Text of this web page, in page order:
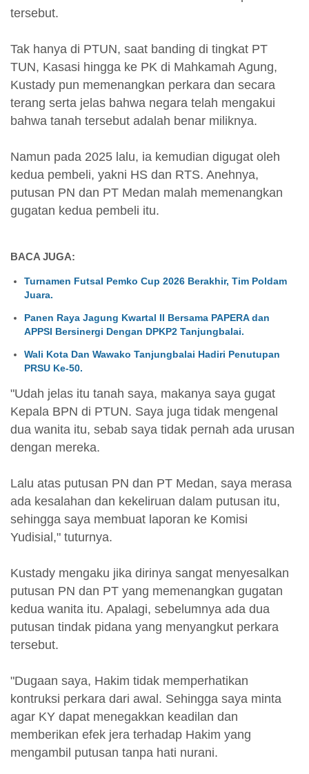
tersebut.
Tak hanya di PTUN, saat banding di tingkat PT
TUN, Kasasi hingga ke PK di Mahkamah Agung,
Kustady pun memenangkan perkara dan secara
terang serta jelas bahwa negara telah mengakui
bahwa tanah tersebut adalah benar miliknya.
Namun pada 2025 lalu, ia kemudian digugat oleh
kedua pembeli, yakni HS dan RTS. Anehnya,
putusan PN dan PT Medan malah memenangkan
gugatan kedua pembeli itu.
BACA JUGA:
Turnamen Futsal Pemko Cup 2026 Berakhir, Tim Poldam
Juara.
Panen Raya Jagung Kwartal II Bersama PAPERA dan
APPSI Bersinergi Dengan DPKP2 Tanjungbalai.
Wali Kota Dan Wawako Tanjungbalai Hadiri Penutupan
PRSU Ke-50.
"Udah jelas itu tanah saya, makanya saya gugat
Kepala BPN di PTUN. Saya juga tidak mengenal
dua wanita itu, sebab saya tidak pernah ada urusan
dengan mereka.
Lalu atas putusan PN dan PT Medan, saya merasa
ada kesalahan dan kekeliruan dalam putusan itu,
sehingga saya membuat laporan ke Komisi
Yudisial," tuturnya.
Kustady mengaku jika dirinya sangat menyesalkan
putusan PN dan PT yang memenangkan gugatan
kedua wanita itu. Apalagi, sebelumnya ada dua
putusan tindak pidana yang menyangkut perkara
tersebut.
"Dugaan saya, Hakim tidak memperhatikan
kontruksi perkara dari awal. Sehingga saya minta
agar KY dapat menegakkan keadilan dan
memberikan efek jera terhadap Hakim yang
mengambil putusan tanpa hati nurani.